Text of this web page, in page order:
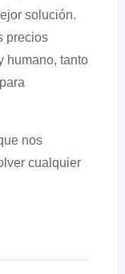
solución.
precios
humano, tanto
nos
cualquier